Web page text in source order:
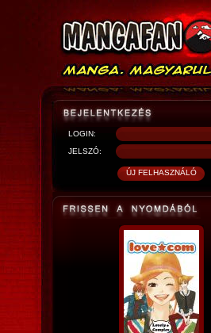
LOGIN:
JELSZÓ: